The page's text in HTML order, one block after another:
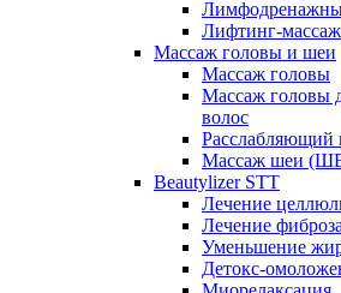
Лифтинг-
Массаж головы и шеи
Массаж головы
Массаж головы
волос
Расслабляющий
Массаж шеи
Beautylizer STT
Лечение
Лечение фиброза
Уменьшение
Детокс-